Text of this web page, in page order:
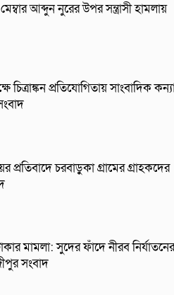
আব্দুন নুরের উপর সন্ত্রাসী হামলায়
প্রতিযোগিতায় সাংবাদিক
প্রতিবাদে চরবাড়ুকা গ্রামের গ্রাহকদের
মামলা: সুদের ফাঁদে নীরব নির্যাতনের
সংবাদ